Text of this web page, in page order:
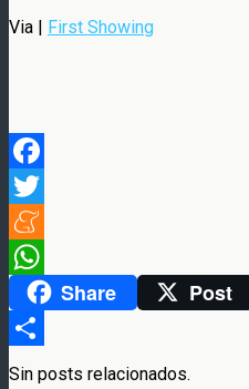
Via | First Showing
Facebook
Twitter
Meneame
WhatsAppShare Post
Compartir
Sin posts relacionados.